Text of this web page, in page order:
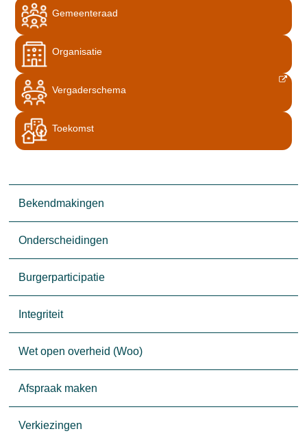
Gemeenteraad
Organisatie
Vergaderschema
Toekomst
Bekendmakingen
Onderscheidingen
Burgerparticipatie
Integriteit
Wet open overheid (Woo)
Afspraak maken
Verkiezingen